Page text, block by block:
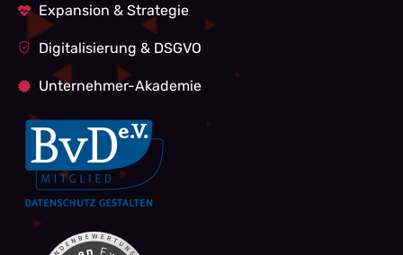
Expansion & Strategie
Digitalisierung & DSGVO
Unternehmer-Akademie